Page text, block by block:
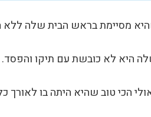
מסיימת בראש הבית שלה
היא לא כובשת עם תיקו והפסד.
הכי טוב שהיא היתה בו לאורך